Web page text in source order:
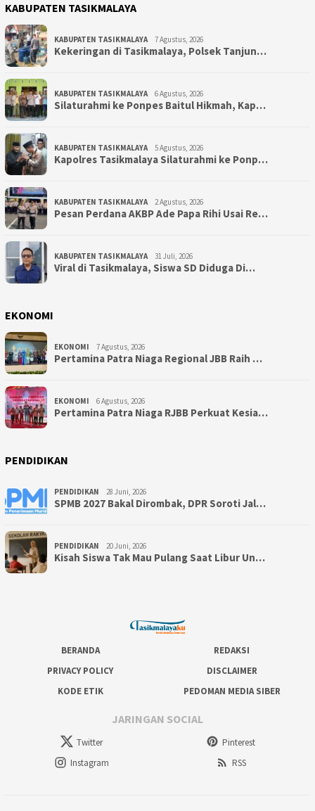
KABUPATEN TASIKMALAYA
KABUPATEN TASIKMALAYA 7 Agustus, 2026
Kekeringan di Tasikmalaya, Polsek Tanjun…
KABUPATEN TASIKMALAYA 6 Agustus, 2026
Silaturahmi ke Ponpes Baitul Hikmah, Kap…
KABUPATEN TASIKMALAYA 5 Agustus, 2026
Kapolres Tasikmalaya Silaturahmi ke Ponp…
KABUPATEN TASIKMALAYA 2 Agustus, 2026
Pesan Perdana AKBP Ade Papa Rihi Usai Re…
KABUPATEN TASIKMALAYA 31 Juli, 2026
Viral di Tasikmalaya, Siswa SD Diduga Di…
EKONOMI
EKONOMI 7 Agustus, 2026
Pertamina Patra Niaga Regional JBB Raih …
EKONOMI 6 Agustus, 2026
Pertamina Patra Niaga RJBB Perkuat Kesia…
PENDIDIKAN
PENDIDIKAN 28 Juni, 2026
SPMB 2027 Bakal Dirombak, DPR Soroti Jal…
PENDIDIKAN 20 Juni, 2026
Kisah Siswa Tak Mau Pulang Saat Libur Un…
BERANDA
REDAKSI
PRIVACY POLICY
DISCLAIMER
KODE ETIK
PEDOMAN MEDIA SIBER
JARINGAN SOCIAL
Twitter
Pinterest
Instagram
RSS